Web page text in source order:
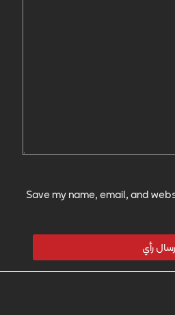
Save my name, email, and